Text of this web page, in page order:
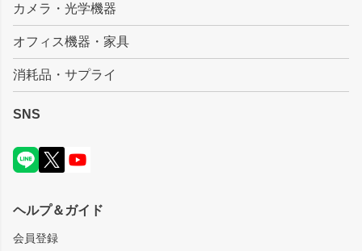
カメラ・光学機器
オフィス機器・家具
消耗品・サプライ
SNS
ヘルプ＆ガイド
会員登録